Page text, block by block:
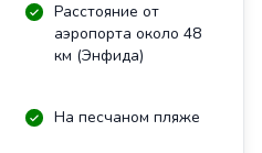
Расстояние от
аэропорта около 48
км (Энфида)
На песчаном пляже